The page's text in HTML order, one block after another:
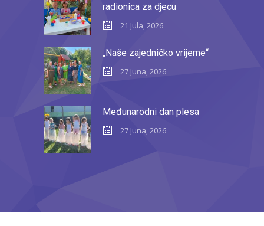
radionica za djecu
21 Jula, 2026
„Naše zajedničko vrijeme“
27 Juna, 2026
Međunarodni dan plesa
27 Juna, 2026